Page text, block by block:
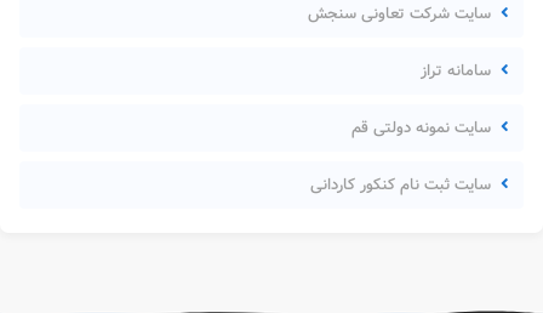
سایت شرکت تعاونی سنجش
سامانه تراز
سایت نمونه دولتی قم
سایت ثبت نام کنکور کاردانی